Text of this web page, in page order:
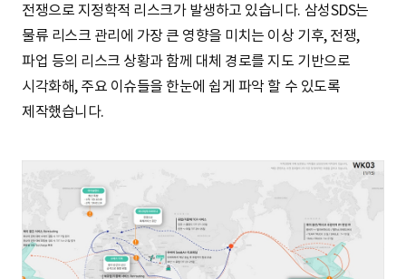
전쟁으로 지정학적 리스크가 발생하고 있습니다. 삼성SDS는
물류 리스크 관리에 가장 큰 영향을 미치는 이상 기후, 전쟁,
파업 등의 리스크 상황과 함께 대체 경로를 지도 기반으로
시각화해, 주요 이슈들을 한눈에 쉽게 파악 할 수 있도록
제작했습니다.